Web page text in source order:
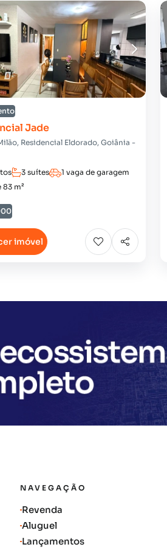
Jade
Residencial Eldorado, Goiânia -
3 suítes
1 vaga de garagem
83 m²
imóvel
NAVEGAÇÃO
Revenda
Aluguel
Lançamentos